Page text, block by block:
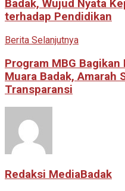
Badak, Wujud Nyata
terhadap Pendidikan
Berita Selanjutnya
Program MBG Bagikan
Muara Badak, Amarah
Transparansi
Redaksi MediaBadak